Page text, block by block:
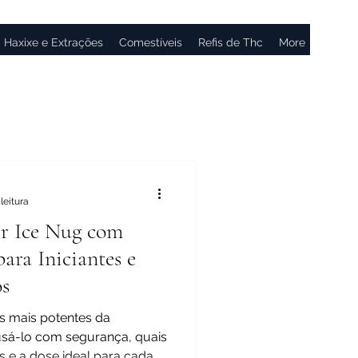
Haxixe e Extrações Comestíveis Refis de Thc More
Ice Nug com
Iniciantes e
mais potentes da
lo com segurança, quais